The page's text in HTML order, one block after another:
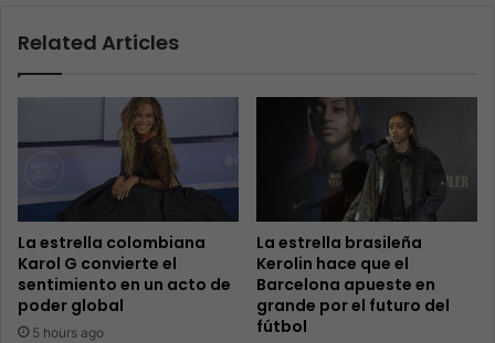
Related Articles
La estrella colombiana
Karol G convierte el
sentimiento en un acto de
poder global
5 hours ago
La estrella brasileña
Kerolin hace que el
Barcelona apueste en
grande por el futuro del
fútbol